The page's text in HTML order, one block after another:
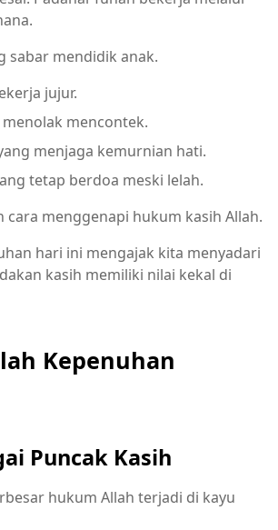
sabar mendidik anak.
jujur.
mencontek.
menjaga kemurnian hati.
tetap berdoa meski lelah.
cara menggenapi hukum kasih Allah.
hari ini mengajak kita menyadari
kasih memiliki nilai kekal di
Kepenuhan
Puncak Kasih
hukum Allah terjadi di kayu